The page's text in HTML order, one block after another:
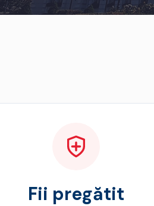
Fii pregătit